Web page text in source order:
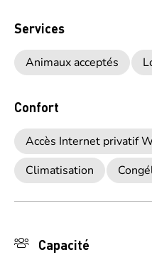
Services
Animaux acceptés
Confort
Accès Internet privatif
Climatisation
Capacité